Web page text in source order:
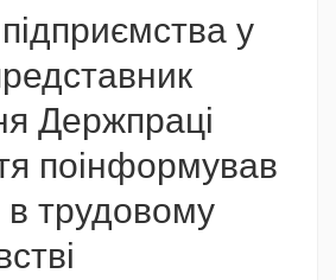
у
Держпраці
поінформував
в трудовому